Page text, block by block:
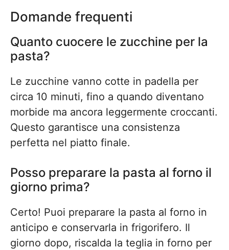
Domande frequenti
Quanto cuocere le zucchine per la
pasta?
Le zucchine vanno cotte in padella per
circa 10 minuti, fino a quando diventano
morbide ma ancora leggermente croccanti.
Questo garantisce una consistenza
perfetta nel piatto finale.
Posso preparare la pasta al forno il
giorno prima?
Certo! Puoi preparare la pasta al forno in
anticipo e conservarla in frigorifero. Il
giorno dopo, riscalda la teglia in forno per